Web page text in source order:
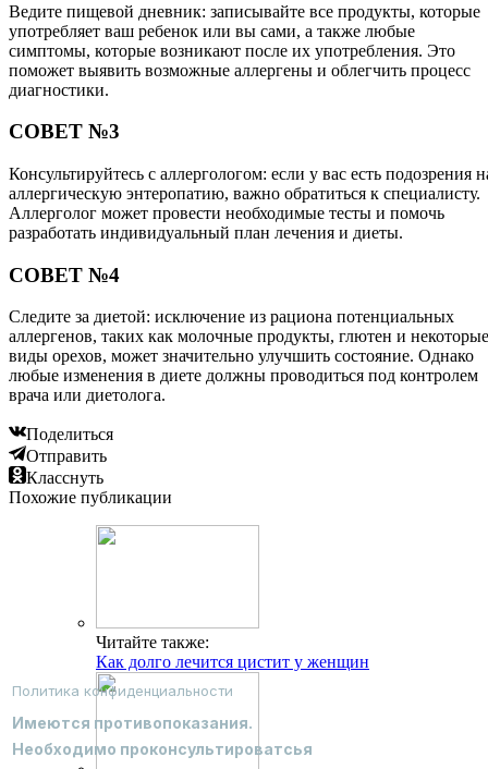
Ведите пищевой дневник: записывайте все продукты, которые
употребляет ваш ребенок или вы сами, а также любые
симптомы, которые возникают после их употребления. Это
поможет выявить возможные аллергены и облегчить процесс
диагностики.
СОВЕТ №3
Консультируйтесь с аллергологом: если у вас есть подозрения
аллергическую энтеропатию, важно обратиться к специалисту.
Аллерголог может провести необходимые тесты и помочь
разработать индивидуальный план лечения и диеты.
СОВЕТ №4
Следите за диетой: исключение из рациона потенциальных
аллергенов, таких как молочные продукты, глютен и некоторые
виды орехов, может значительно улучшить состояние. Однако
любые изменения в диете должны проводиться под контролем
врача или диетолога.
Поделиться
Отправить
Класснуть
Похожие публикации
Читайте также:
Как долго лечится цистит у женщин
Политика конфиденциальности
Имеются противопоказания.
Необходимо проконсультироватсья